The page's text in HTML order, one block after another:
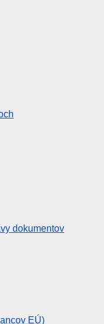
dokumentov
EÚ)